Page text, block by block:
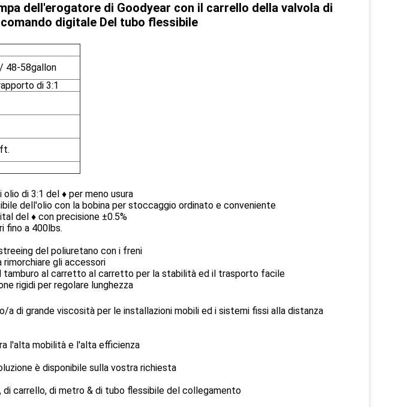
dell'erogatore di Goodyear con il carrello della valvola di
comando digitale Del tubo flessibile
48-58gallon
di 3:1
di 3:1 del ♦ per meno usura
dell'olio con la bobina per stoccaggio ordinato e conveniente
del ♦ con precisione ±0.5%
fino a 400lbs.
del poliuretano con i freni
gli accessori
tamburo al carretto al carretto per la stabilità ed il trasporto facile
rigidi per regolare lunghezza
a di grande viscosità per le installazioni mobili ed i sistemi fissi alla distanza
l'alta mobilità e l'alta efficienza
è disponibile sulla vostra richiesta
di carrello, di metro & di tubo flessibile del collegamento